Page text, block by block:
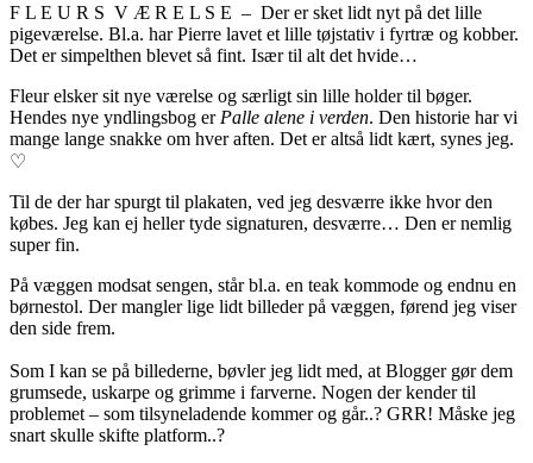
F L E U R S V Æ R E L S E – Der er sket lidt nyt på det lille
pigeværelse. Bl.a. har Pierre lavet et lille tøjstativ i fyrtræ og kobber.
Det er simpelthen blevet så fint. Især til alt det hvide…
Fleur elsker sit nye værelse og særligt sin lille holder til bøger.
Hendes nye yndlingsbog er Palle alene i verden. Den historie har vi
mange lange snakke om hver aften. Det er altså lidt kært, synes jeg.
♡
Til de der har spurgt til plakaten, ved jeg desværre ikke hvor den
købes. Jeg kan ej heller tyde signaturen, desværre… Den er nemlig
super fin.
På væggen modsat sengen, står bl.a. en teak kommode og endnu en
børnestol. Der mangler lige lidt billeder på væggen, førend jeg viser
den side frem.
Som I kan se på billederne, bøvler jeg lidt med, at Blogger gør dem
grumsede, uskarpe og grimme i farverne. Nogen der kender til
problemet – som tilsyneladende kommer og går..? GRR! Måske jeg
snart skulle skifte platform..?